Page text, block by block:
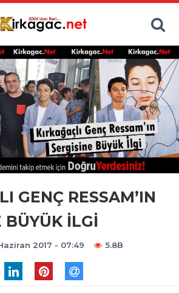
GENÇ RESSAM’IN
BÜYÜK İLGİ
2017 - 07:49 5.8B